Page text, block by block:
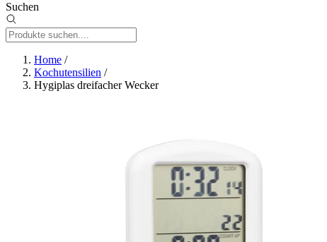
Suchen
Home /
Kochutensilien /
Hygiplas dreifacher Wecker